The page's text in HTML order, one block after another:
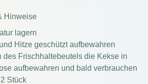
Hinweise
lagern
Hitze geschützt aufbewahren
des Frischhaltebeutels die Kekse in
aufbewahren und bald verbrauchen
Stück